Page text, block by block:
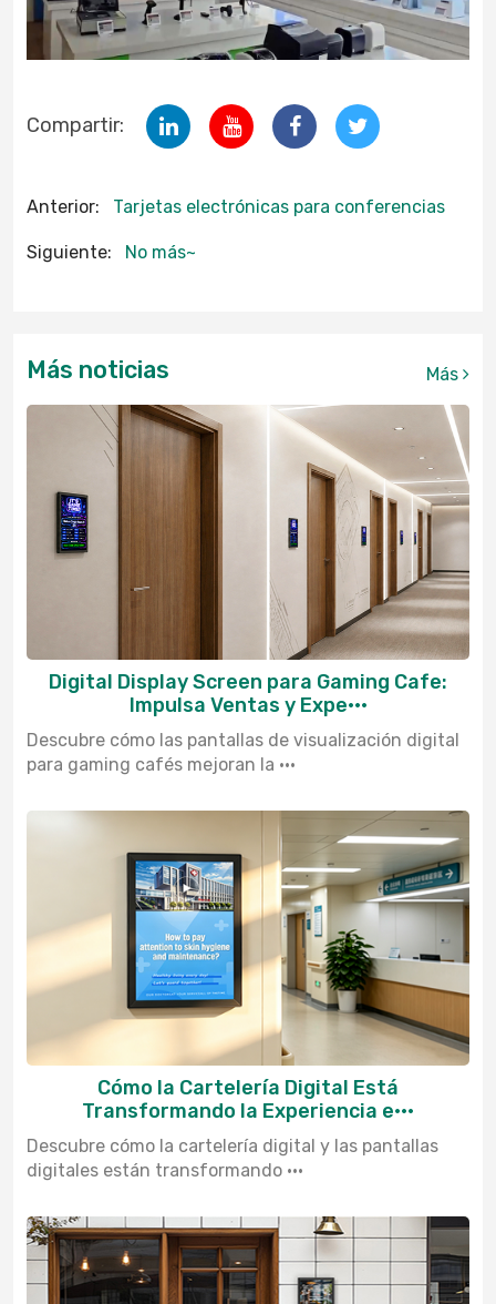
Compartir:
Anterior: Tarjetas electrónicas para conferencias
Siguiente: No más~
Más noticias Más
Digital Display Screen para Gaming Cafe:
Impulsa Ventas y Expe···
Descubre cómo las pantallas de visualización digital
para gaming cafés mejoran la ···
Cómo la Cartelería Digital Está
Transformando la Experiencia e···
Descubre cómo la cartelería digital y las pantallas
digitales están transformando ···